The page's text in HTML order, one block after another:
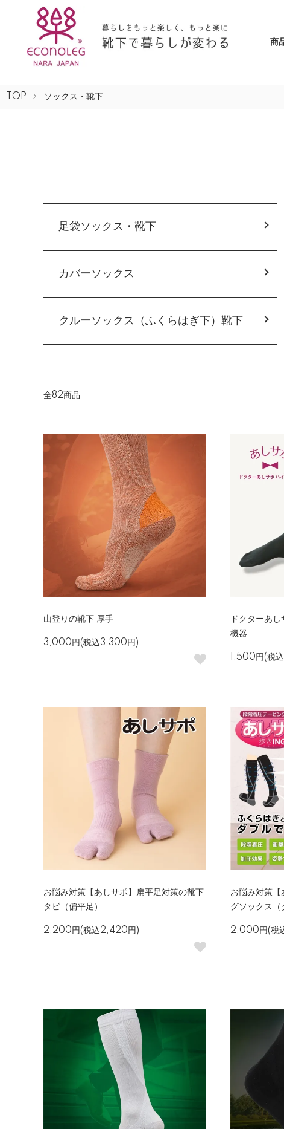
商
TOP ソックス・靴下
足袋ソックス・靴下
カバーソックス
クルーソックス（ふくらはぎ下）靴下
全82商品
山登りの靴下 厚手
3,000円(税込3,300円)
ドクターあ
機器
1,500円(税
お悩み対策【あしサポ】扁平足対策の靴下
タビ（偏平足）
2,200円(税込2,420円)
お悩み対策【
グソックス（
2,000円(税